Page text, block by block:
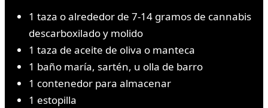
1 taza o alrededor de 7-14 gramos de cannabis
descarboxilado y molido
1 taza de aceite de oliva o manteca
1 baño maría, sartén, u olla de barro
1 contenedor para almacenar
1 estopilla